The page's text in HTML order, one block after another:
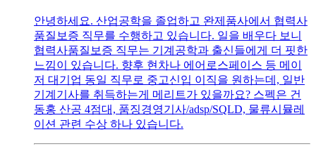
안녕하세요. 산업공학을 졸업하고 완제품사에서 협력사
품질보증 직무를 수행하고 있습니다. 일을 배우다 보니
협력사품질보증 직무는 기계공학과 출신들에게 더 핏한
느낌이 있습니다. 향후 현차나 에어로스페이스 등 메이
저 대기업 동일 직무로 중고신입 이직을 원하는데, 일반
기계기사를 취득하는게 메리트가 있을까요? 스펙은 건
동홍 산공 4점대, 품징경영기사/adsp/SQLD, 물류시뮬레
이션 관련 수상 하나 있습니다.